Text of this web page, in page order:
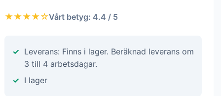
★★★★☆Vårt betyg: 4.4 / 5
Leverans: Finns i lager. Beräknad leverans om
3 till 4 arbetsdagar.
I lager